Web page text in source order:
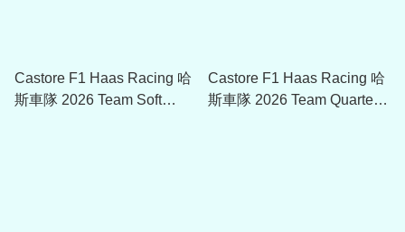
Castore F1 Haas Racing 哈
斯車隊 2026 Team Soft
Castore F1 Haas Racing 哈
斯車隊 2026 Team Quarter